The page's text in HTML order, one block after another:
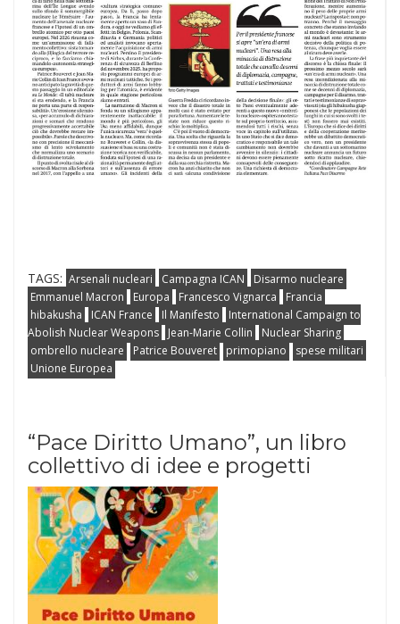
TAGS: Arsenali nucleari Campagna ICAN
Disarmo nucleare
Emmanuel Macron
Europa Francesco Vignarca
Francia
hibakusha
ICAN France Il Manifesto
International Campaign to
Abolish Nuclear Weapons
Jean-Marie Collin
Nuclear Sharing
ombrello nucleare
Patrice Bouveret primopiano
spese militari
Unione Europea
“Pace Diritto Umano”, un libro
collettivo di idee e progetti